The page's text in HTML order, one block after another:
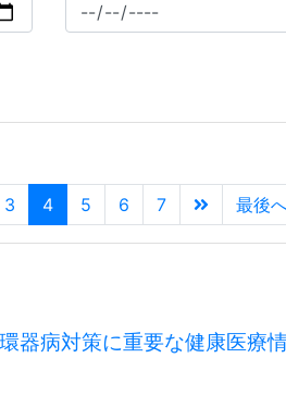
3 4 5 6 7 最後
器病対策に重要な健康医療